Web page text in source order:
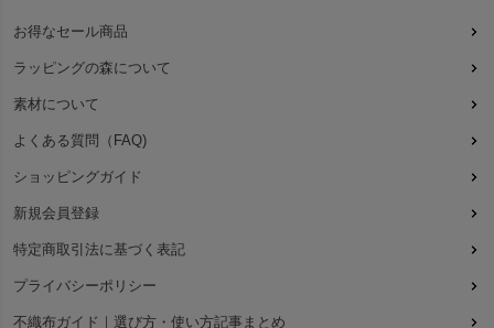
お得なセール商品
ラッピングの森について
素材について
よくある質問（FAQ)
ショッピングガイド
新規会員登録
特定商取引法に基づく表記
プライバシーポリシー
不織布ガイド｜選び方・使い方記事まとめ